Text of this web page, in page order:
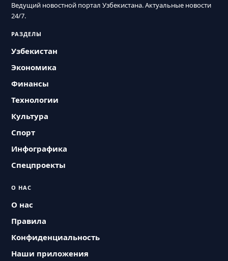
Ведущий новостной портал Узбекистана. Актуальные новости
24/7.
РАЗДЕЛЫ
Узбекистан
Экономика
Финансы
Технологии
Культура
Спорт
Инфографика
Спецпроекты
О НАС
О нас
Правила
Конфиденциальность
Наши приложения